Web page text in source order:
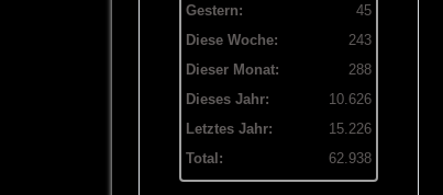
Gestern:
45
Diese Woche:
243
Dieser Monat:
288
Dieses Jahr:
10.626
Letztes Jahr:
15.226
Total:
62.938